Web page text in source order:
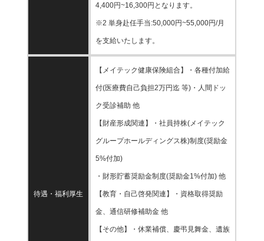
4,400円~16,300円となります。
※2 単身赴任手当:50,000円~55,000円/月
を支給いたします。
待遇・福利厚生
【メイテック健康保険組合】・各種付加給
付(医療費自己負担2万円迄 等)・人間ドッ
ク受診補助 他
【財産形成関連】・社員持株(メイテック
グループホールディングス株)制度(奨励金
5%付加)
・財形貯蓄奨励金制度(奨励金1%付加) 他
【教育・自己啓発関連】・資格取得奨励
金、通信研修補助金 他
【その他】・休業補償、慶弔見舞金、遺族